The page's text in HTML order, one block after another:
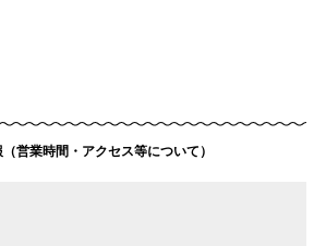
営業時間・アクセス等について）